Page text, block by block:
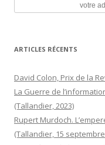
ARTICLES RÉCENTS
David Colon, Prix de la
La Guerre de
(Tallandier, 2023)
Rupert Murdoch.
(Tallandier, 15